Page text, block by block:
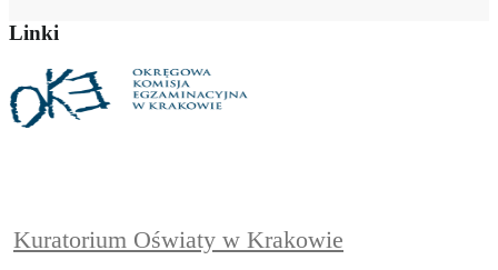
Linki
Kuratorium Oświaty w Krakowie